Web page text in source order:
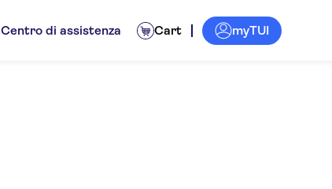
Centro di assistenza Cart myTUI